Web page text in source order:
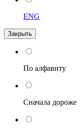
ENG
Закрыть
По алфавиту
Сначала дороже